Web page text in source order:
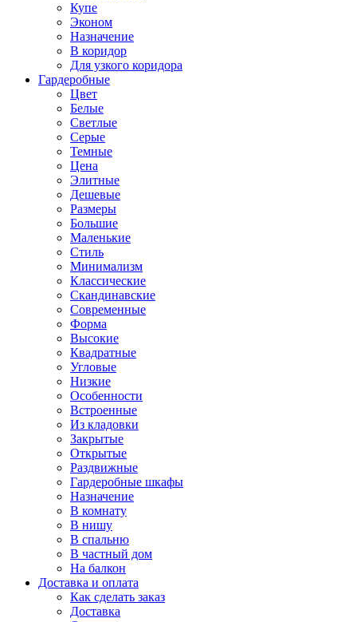
Купе
Эконом
Назначение
В коридор
Для узкого коридора
Гардеробные
Цвет
Белые
Светлые
Серые
Темные
Цена
Элитные
Дешевые
Размеры
Большие
Маленькие
Стиль
Минимализм
Классические
Скандинавские
Современные
Форма
Высокие
Квадратные
Угловые
Низкие
Особенности
Встроенные
Из кладовки
Закрытые
Открытые
Раздвижные
Гардеробные шкафы
Назначение
В комнату
В нишу
В спальню
В частный дом
На балкон
Доставка и оплата
Как сделать заказ
Доставка